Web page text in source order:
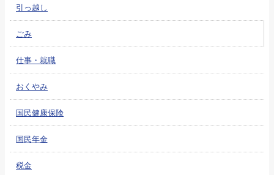
引っ越し
ごみ
仕事・就職
おくやみ
国民健康保険
国民年金
税金